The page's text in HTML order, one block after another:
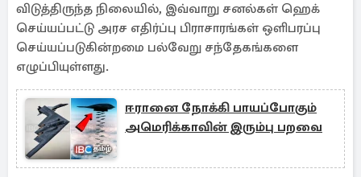
விடுத்திருந்த நிலையில், இவ்வாறு சனல்கள் ஹெக்
செய்யப்பட்டு அரச எதிர்ப்பு பிராசாரங்கள் ஒளிபரப்பு
செய்யப்படுகின்றமை பல்வேறு சந்தேகங்களை
எழுப்பியுள்ளது.
ஈரானை நோக்கி பாயப்போகும்
அமெரிக்காவின் இரும்பு பறவை